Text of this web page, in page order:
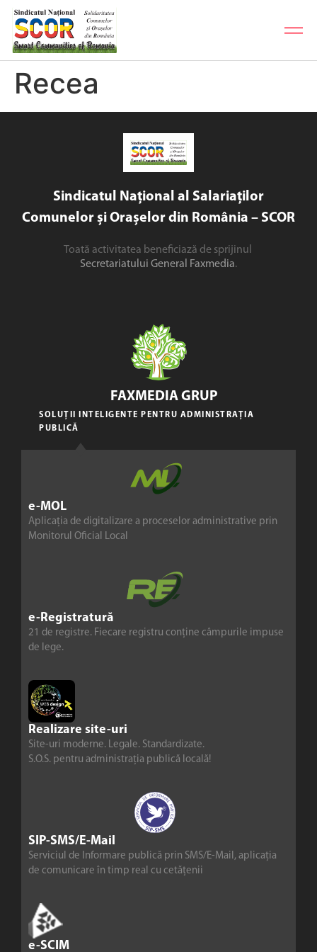
Recea
Sindicatul Național al Salariaților
Comunelor și Orașelor din România – SCOR
Toată activitatea beneficiază de sprijinul
Secretariatului General Faxmedia.
e-MOL
Aplicația de digitalizare a proceselor administrative prin
Monitorul Oficial Local
e-Registratură
21 de registre. Fiecare registru conține câmpurile impuse
de lege.
Realizare site-uri
Site-uri moderne. Legale. Standardizate.
S.O.S. pentru administrația publică locală!
SIP-SMS/E-Mail
Serviciul de Informare publică prin SMS/E-Mail, aplicația
de comunicare în timp real cu cetățenii
e-SCIM
FAXMEDIA GRUP
SOLUȚII INTELIGENTE PENTRU ADMINISTRAȚIA
PUBLICĂ